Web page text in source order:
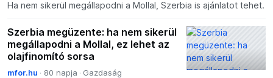
Ha nem sikerül megállapodni a Mollal, Szerbia is ajánlatot tehet.
Szerbia megüzente: ha nem sikerül
megállapodni a Mollal, ez lehet az
olajfinomító sorsa
mfor.hu 80 napja Gazdaság